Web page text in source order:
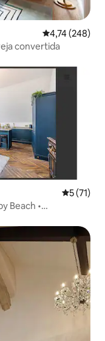
4,74 de uma
4,74 (248)
convertida
5 de uma
5 (71)
Beach •